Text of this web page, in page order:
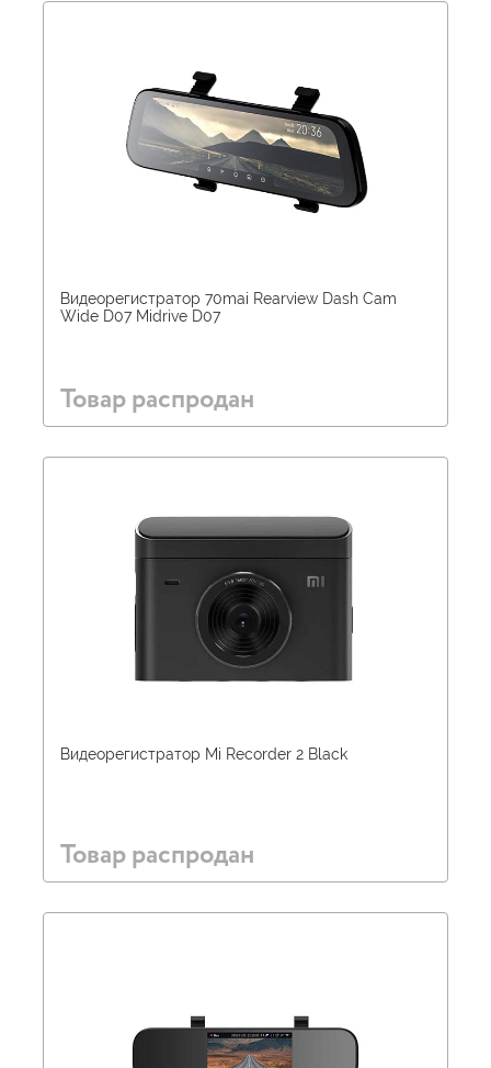
Видеорегистратор 70mai Rearview Dash Cam
Wide D07 Midrive D07
Товар распродан
Видеорегистратор Mi Recorder 2 Black
Товар распродан